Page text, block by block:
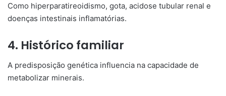
Como hiperparatireoidismo, gota, acidose tubular renal e
doenças intestinais inflamatórias.
4. Histórico familiar
A predisposição genética influencia na capacidade de
metabolizar minerais.